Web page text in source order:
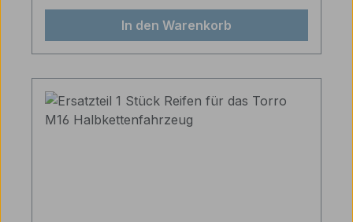
In den Warenkorb